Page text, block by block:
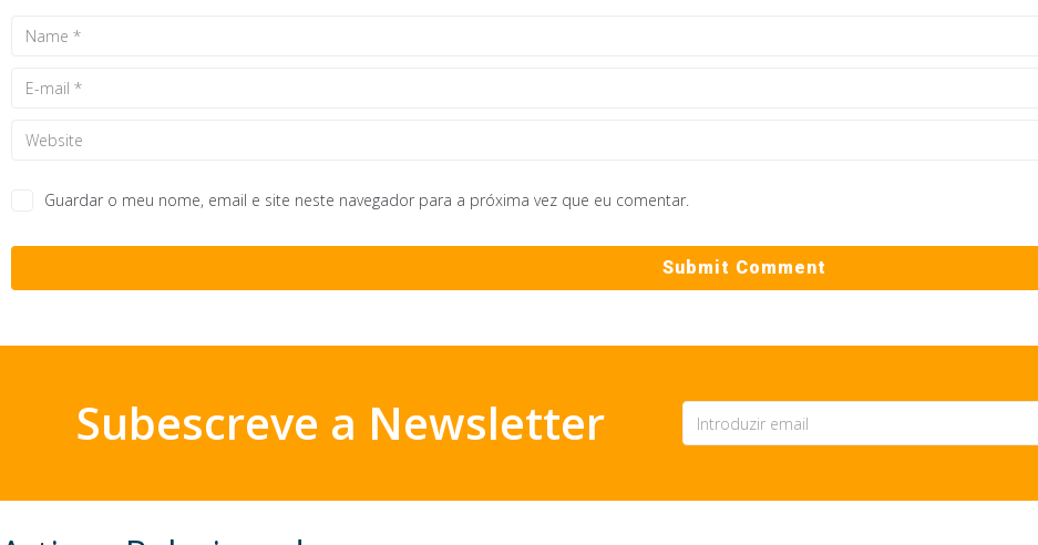
Guardar o meu nome, email e site neste navegador para a próxima vez que eu comentar.
Subescreve a Newsletter